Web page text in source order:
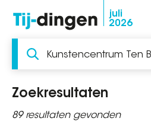
naar
gaan
juli
2026
Zoeken
Zoekresultaten
89 resultaten gevonden